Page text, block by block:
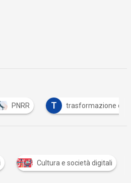
T trasformazione digitale
Cultura e società digitali